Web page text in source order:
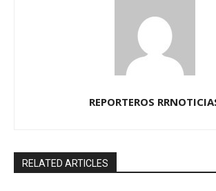
REPORTEROS
RELATED ARTICLES